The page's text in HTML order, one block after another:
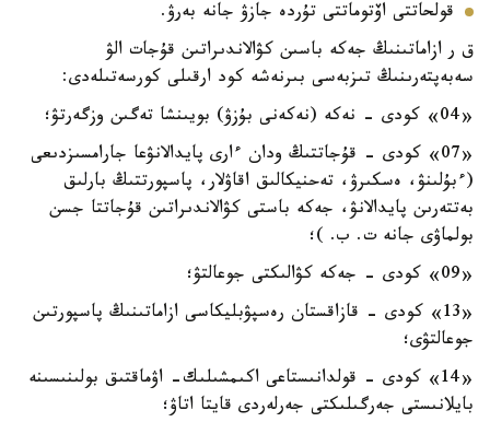
قولحاتتى اۆتوماتتى تۇردە جازۋ جانە بەرۋ.
ق ر ازاماتىنىڭ جەكە باسىن كۋالاندىراتىن قۇجات الۋ
سەبەپتەرىنىڭ تىزبەسى بىرنەشە كود ارقىلى كورسەتىلەدى:
«04» كودى - نەكە (نەكەنى بۇزۋ) بويىنشا تەگىن وزگەرتۋ؛
«07» كودى - قۇجاتتىڭ ودان ءارى پايدالانۋعا جارامسىزدىعى
(ءبۇلىنۋ، ەسكىرۋ، تەحنيكالىق اقاۋلار، پاسپورتتىڭ بارلىق
بەتتەرىن پايدالانۋ، جەكە باستى كۋالاندىراتىن قۇجاتتا جسن
بولماۋى جانە ت. ب. )؛
«09» كودى - جەكە كۋالىكتى جوعالتۋ؛
«13» كودى - قازاقستان رەسپۋبليكاسى ازاماتىنىڭ پاسپورتىن
جوعالتۋى؛
«14» كودى - قولدانىستاعى اكىمشىلىك- اۋماقتىق بولىنىسىنە
بايلانىستى جەرگىلىكتى جەرلەردى قايتا اتاۋ؛